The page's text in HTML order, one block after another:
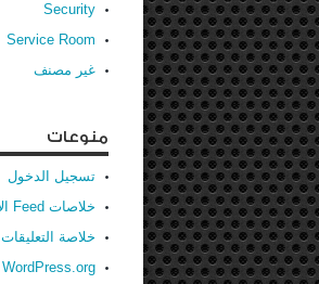
Security
Service Room
غير مصنف
منوعات
تسجيل الدخول
خلاصات Feed الإدخالات
خلاصة التعليقات
WordPress.org